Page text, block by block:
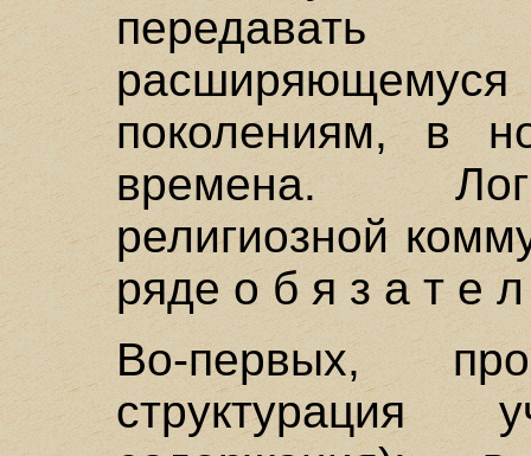
передавать
поколениям, в
времена.
религиозной
ряде о б я з а т е
Во-первых,
структурация